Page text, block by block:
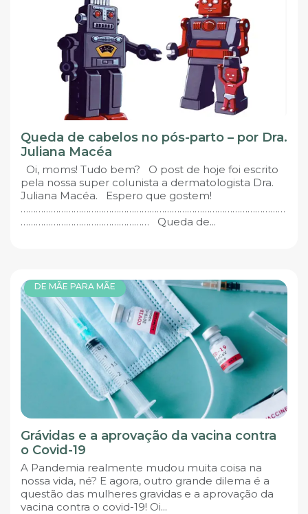
Queda de cabelos no pós-parto – por Dra.
Juliana Macéa
Oi, moms! Tudo bem? O post de hoje foi escrito
pela nossa super colunista a dermatologista Dra.
Juliana Macéa. Espero que gostem!
……………………………………………………………………………………………
…………………………………………… Queda de...
DE MÃE PARA MÃE
Grávidas e a aprovação da vacina contra
o Covid-19
A Pandemia realmente mudou muita coisa na
nossa vida, né? E agora, outro grande dilema é a
questão das mulheres gravidas e a aprovação da
vacina contra o covid-19! Oi...